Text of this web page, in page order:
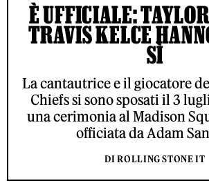
È UFFICIALE:
TRAVIS KELCE
SÌ
La cantautrice e il giocatore
Chiefs si sono sposati il 3
una cerimonia al Madison
officiata da Adam
DI ROLLING STONE IT